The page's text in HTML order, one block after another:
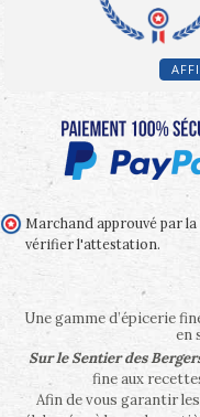
Marchand approuvé par
vérifier l'attestation.
Une gamme d’épicerie
en
Sur le Sentier des
fine aux
Afin de vous garantir